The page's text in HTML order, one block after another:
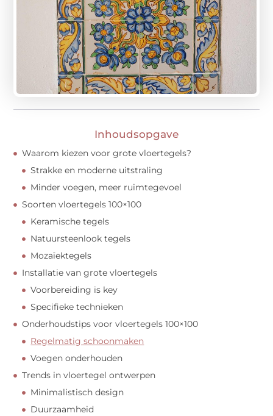
Inhoudsopgave
Waarom kiezen voor grote vloertegels?
Strakke en moderne uitstraling
Minder voegen, meer ruimtegevoel
Soorten vloertegels 100×100
Keramische tegels
Natuursteenlook tegels
Mozaïektegels
Installatie van grote vloertegels
Voorbereiding is key
Specifieke technieken
Onderhoudstips voor vloertegels 100×100
Regelmatig schoonmaken
Voegen onderhouden
Trends in vloertegel ontwerpen
Minimalistisch design
Duurzaamheid